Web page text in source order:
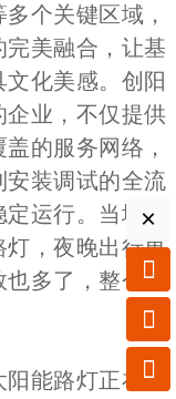
个关键区域，
美融合，让基
化美感。创阳
企业，不仅提供
的服务网络，
安装调试的全流
运行。当地村
灯，夜晚出行更
多了，整个村
能路灯正在改
×


